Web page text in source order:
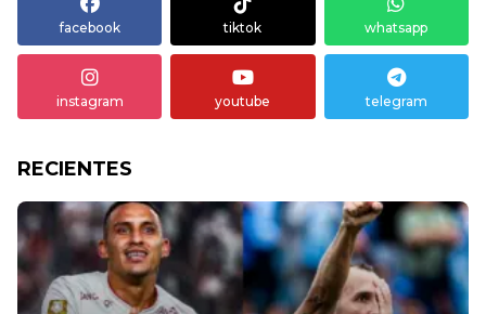
facebook tiktok whatsapp
instagram youtube telegram
RECIENTES